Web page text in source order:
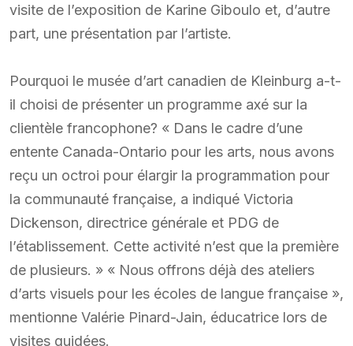
visite de l’exposition de Karine Giboulo et, d’autre
part, une présentation par l’artiste.
Pourquoi le musée d’art canadien de Kleinburg a-t-
il choisi de présenter un programme axé sur la
clientèle francophone? « Dans le cadre d’une
entente Canada-Ontario pour les arts, nous avons
reçu un octroi pour élargir la programmation pour
la communauté française, a indiqué Victoria
Dickenson, directrice générale et PDG de
l’établissement. Cette activité n’est que la première
de plusieurs. » « Nous offrons déjà des ateliers
d’arts visuels pour les écoles de langue française »,
mentionne Valérie Pinard-Jain, éducatrice lors de
visites guidées.